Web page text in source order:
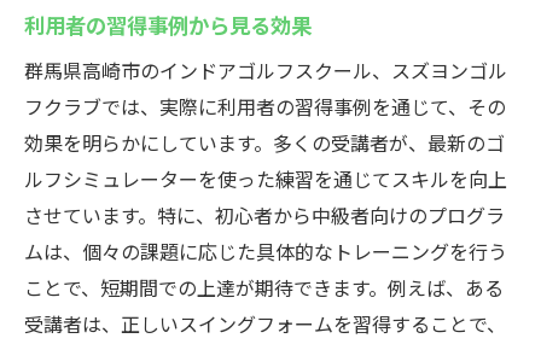
利用者の習得事例から見る効果
群馬県高崎市のインドアゴルフスクール、スズヨンゴル
フクラブでは、実際に利用者の習得事例を通じて、その
効果を明らかにしています。多くの受講者が、最新のゴ
ルフシミュレーターを使った練習を通じてスキルを向上
させています。特に、初心者から中級者向けのプログラ
ムは、個々の課題に応じた具体的なトレーニングを行う
ことで、短期間での上達が期待できます。例えば、ある
受講者は、正しいスイングフォームを習得することで、